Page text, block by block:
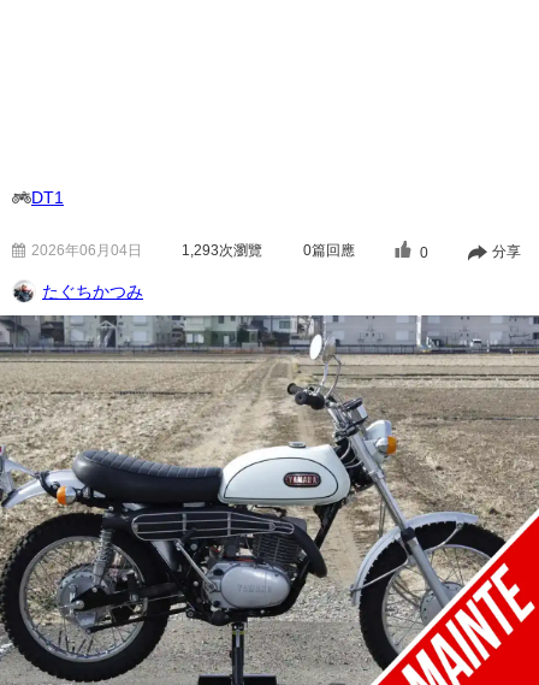
DT1
2026年06月04日 1,293次瀏覽 0篇回應 0 分享
たぐちかつみ